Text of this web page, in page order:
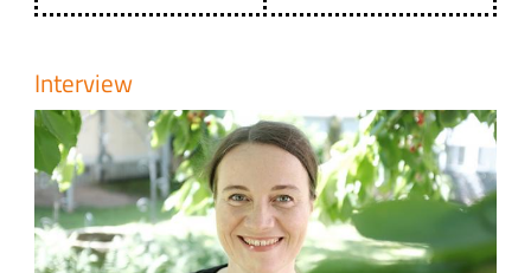
Interview
B
l
d